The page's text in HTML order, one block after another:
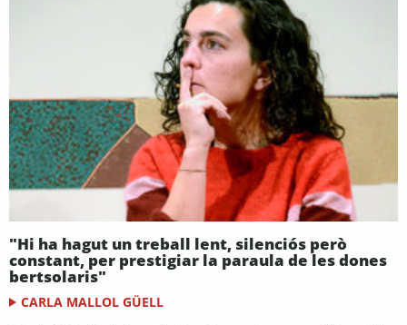
"Hi ha hagut un treball lent, silenciós però
constant, per prestigiar la paraula de les dones
bertsolaris"
CARLA MALLOL GÜELL